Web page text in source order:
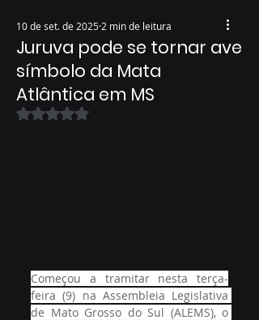
Juruva pode se tornar ave
símbolo da Mata
Atlântica em MS
10 de set. de 2025 2 min de leitura
Avaliado com NaN de 5 estrelas.
Começou a tramitar nesta terça-
feira (9) na Assembleia Legislativa